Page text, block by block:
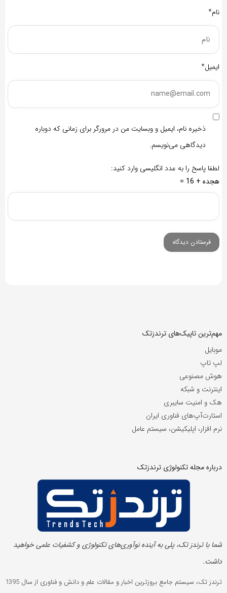
نام*
ایمیل*
ذخیره نام، ایمیل و وبسایت من در مرورگر برای زمانی که دوباره
دیدگاهی می‌نویسم.
لطفا پاسخ را به عدد انگلیسی وارد کنید:
هجده + 16 =
مهم‌ترین تاپیک‌های ترندزتک
موبایل
لپ تاپ
هوش مصنوعی
اینترنت و شبکه
هک و امنیت سایبری
استارت‌آپ‌های فناوری ایران
نرم افزار، اپلیکیشن، سیستم عامل
درباره مجله تکنولوژی ترندزتک
شما با ترندز تک، پلی به آینده‌ نوآوری‌های تکنولوژی و کشفیات علمی خواهید
داشت.
ترندز تک، سیستم جامع بروزترین اخبار و مقالات علم و دانش و فناوری از سال 1395